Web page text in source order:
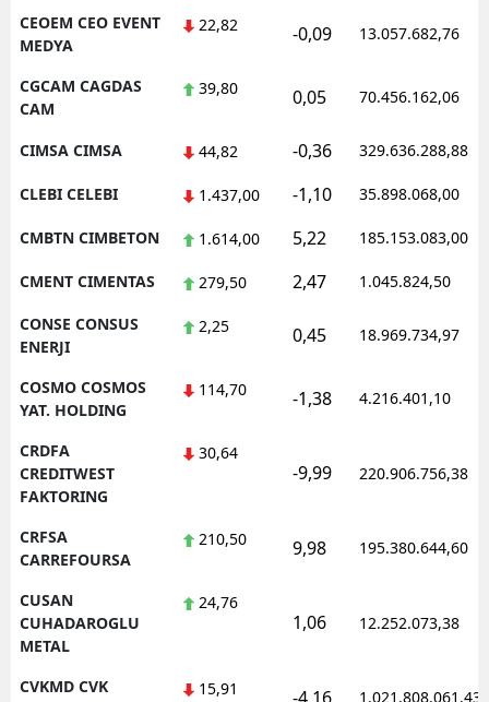
CEOEM CEO EVENT
MEDYA
22,82 -0,09 13.057.682,76
CGCAM CAGDAS
CAM
39,80 0,05 70.456.162,06
CIMSA CIMSA 44,82 -0,36 329.636.288,88
CLEBI CELEBI 1.437,00 -1,10 35.898.068,00
CMBTN CIMBETON 1.614,00 5,22 185.153.083,00
CMENT CIMENTAS 279,50 2,47 1.045.824,50
CONSE CONSUS
ENERJI
2,25 0,45 18.969.734,97
COSMO COSMOS
YAT. HOLDING
114,70 -1,38 4.216.401,10
CRDFA
CREDITWEST
FAKTORING
30,64
-9,99 220.906.756,38
CRFSA
CARREFOURSA
210,50 9,98 195.380.644,60
CUSAN
CUHADAROGLU
METAL
24,76
1,06 12.252.073,38
CVKMD CVK
15,91 1.021.808.061,43